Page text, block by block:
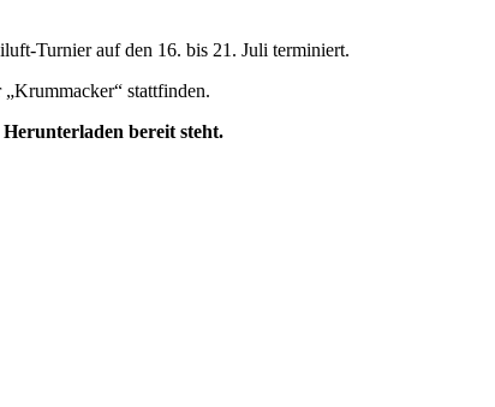
Turnier auf den 16. bis 21. Juli terminiert.
stattfinden.
bereit steht.